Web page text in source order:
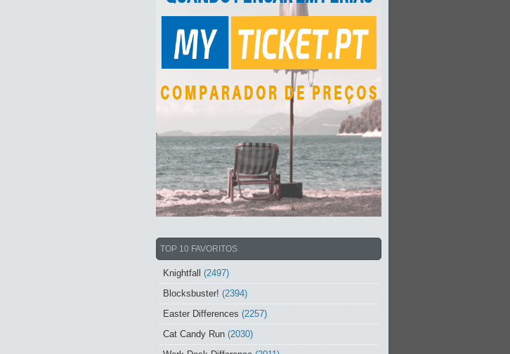
TOP 10 FAVORITOS
Knightfall (2497)
Blocksbuster! (2394)
Easter Differences (2257)
Cat Candy Run (2030)